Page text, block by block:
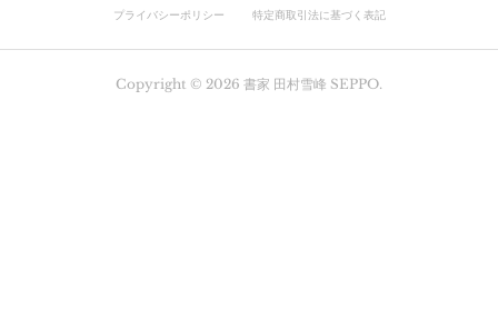
プライバシーポリシー 特定商取引法に基づく表記
Copyright © 2026 書家 田村雪峰 SEPPO.